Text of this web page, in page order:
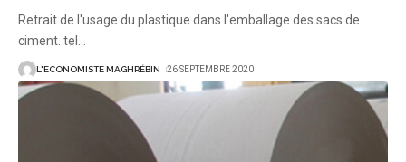
Retrait de l'usage du plastique dans l'emballage des sacs de
ciment. tel
L'ECONOMISTE MAGHRÉBIN 26 SEPTEMBRE 2020